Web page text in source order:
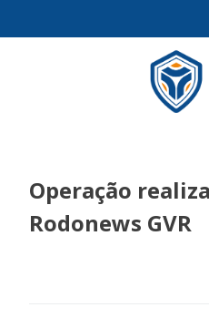
Operação
Rodonews GVR